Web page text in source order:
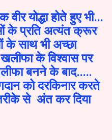
योद्धा होते हुए भी...
के प्रति अत्यंत क्रूर
के साथ भी अच्छा
के विश्वास पर
बनने के बाद.....
को दरकिनार करते
से अंत कर दिया